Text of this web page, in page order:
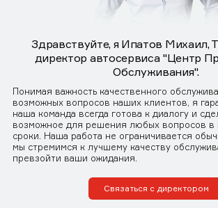
Здравствуйте, я Ипатов Михаил,
директор автосервиса "Центр
Обслуживания".
Понимая важность качественного
возможных вопросов наших клиентов, я
наша команда всегда готова к диалогу и
возможное для решения любых вопросов в
сроки. Наша работа не ограничивается
мы стремимся к лучшему качеству
превзойти ваши ожидания.
Связаться с директором